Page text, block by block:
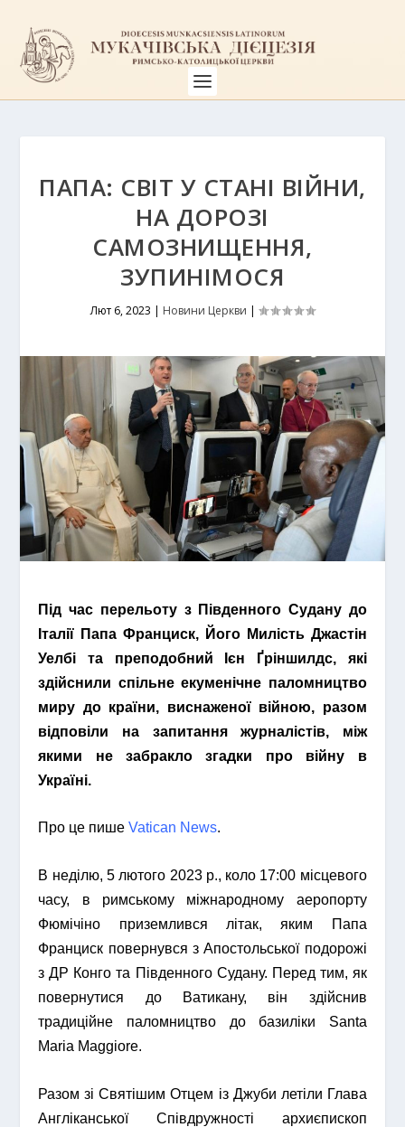
ПАПА: СВІТ У СТАНІ ВІЙНИ,
НА ДОРОЗІ
САМОЗНИЩЕННЯ,
ЗУПИНІМОСЯ
Лют 6, 2023 | Новини Церкви |
Під час перельоту з Південного Судану до
Італії Папа Франциск, Його Милість Джастін
Уелбі та преподобний Ієн Ґріншилдс, які
здійснили спільне екуменічне паломництво
миру до країни, виснаженої війною, разом
відповіли на запитання журналістів, між
якими не забракло згадки про війну в
Україні.
Про це пишеVatican News.
В неділю, 5 лютого 2023 р., коло 17:00 місцевого
часу, в римському міжнародному аеропорту
Фюмічіно приземлився літак, яким Папа
Франциск повернувся з Апостольської подорожі
з ДР Конго та Південного Судану. Перед тим, як
повернутися до Ватикану, він здійснив
традиційне паломництво до базиліки Santa
Maria Maggiore.
Разом зі Святішим Отцем із Джуби летіли Глава
Англіканської Співдружності архиєпископ